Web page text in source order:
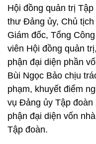
Hội đồng quản trị
thư Đảng ủy, Chủ
Giám đốc, Tổng
viên Hội đồng quản
phận đại diện phần
Bùi Ngọc Bảo chịu
phạm, khuyết điểm
vụ Đảng ủy Tập đoàn
phận đại diện vốn
Tập đoàn.